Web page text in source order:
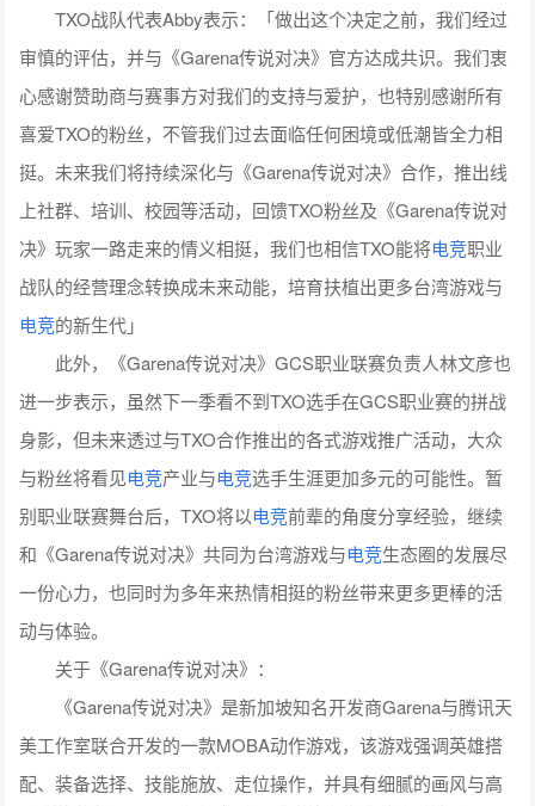
TXO战队代表Abby表示：「做出这个决定之前，我们经过
审慎的评估，并与《Garena传说对决》官方达成共识。我们衷
心感谢赞助商与赛事方对我们的支持与爱护，也特别感谢所有
喜爱TXO的粉丝，不管我们过去面临任何困境或低潮皆全力相
挺。未来我们将持续深化与《Garena传说对决》合作，推出线
上社群、培训、校园等活动，回馈TXO粉丝及《Garena传说对
决》玩家一路走来的情义相挺，我们也相信TXO能将电竞职业
战队的经营理念转换成未来动能，培育扶植出更多台湾游戏与
电竞的新生代」
此外，《Garena传说对决》GCS职业联赛负责人林文彦也
进一步表示，虽然下一季看不到TXO选手在GCS职业赛的拼战
身影，但未来透过与TXO合作推出的各式游戏推广活动，大众
与粉丝将看见电竞产业与电竞选手生涯更加多元的可能性。暂
别职业联赛舞台后，TXO将以电竞前辈的角度分享经验，继续
和《Garena传说对决》共同为台湾游戏与电竞生态圈的发展尽
一份心力，也同时为多年来热情相挺的粉丝带来更多更棒的活
动与体验。
关于《Garena传说对决》：
《Garena传说对决》是新加坡知名开发商Garena与腾讯天
美工作室联合开发的一款MOBA动作游戏，该游戏强调英雄搭
配、装备选择、技能施放、走位操作，并具有细腻的画风与高